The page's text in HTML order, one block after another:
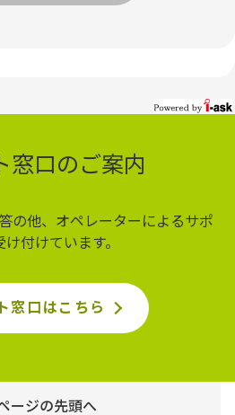
窓口のご案内
の他、オペレーターによるサポ
付けています。
窓口はこちら
ージの先頭へ